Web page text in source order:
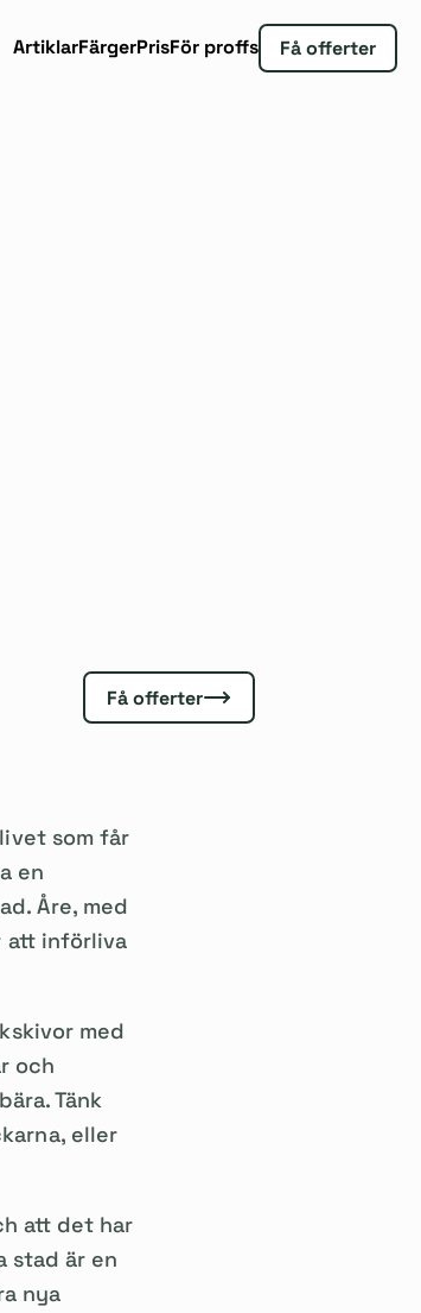
ArtiklarFärgerPrisFör proffs Få offerter
Få offerter
som får
en
Åre, med
att införliva
med
och
Tänk
eller
att det har
stad är en
nya